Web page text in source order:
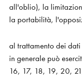
all'oblio), la
la portabilità,
al trattamento dei
in generale può
16, 17, 18, 19, 20,